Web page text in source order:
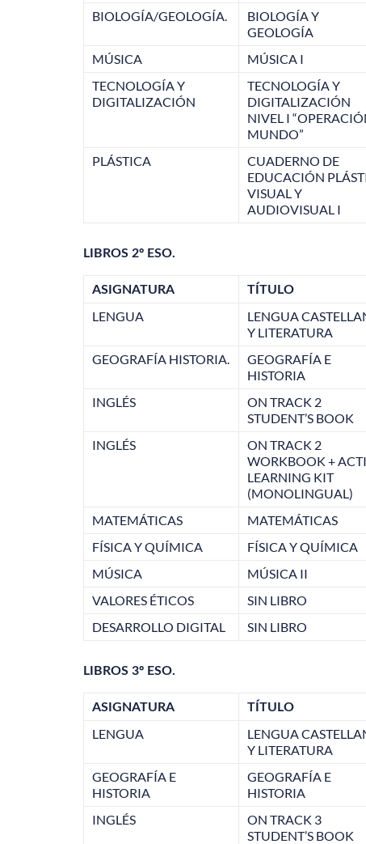
BIOLOGÍA/GEOLOGÍA.
BIOLOGÍA Y
GEOLOGÍA
MÚSICA MÚSICA I
TECNOLOGÍA Y
DIGITALIZACIÓN
TECNOLOGÍA Y
DIGITALIZACIÓN
NIVEL I
MUNDO”
PLÁSTICA
CUADERNO DE
EDUCACIÓN
VISUAL Y
AUDIOVISUAL I
LIBROS 2º ESO.
ASIGNATURA TÍTULO
LENGUA
LENGUA
Y LITERATURA
GEOGRAFÍA HISTORIA.
GEOGRAFÍA E
HISTORIA
INGLÉS
ON TRACK 2
STUDENT’S BOOK
INGLÉS
ON TRACK 2
WORKBOOK +
LEARNING KIT
(MONOLINGUAL)
MATEMÁTICAS MATEMÁTICAS
FÍSICA Y QUÍMICA
FÍSICA Y QUÍMICA
MÚSICA
MÚSICA II
VALORES ÉTICOS
SIN LIBRO
DESARROLLO DIGITAL
SIN LIBRO
LIBROS 3º ESO.
ASIGNATURA TÍTULO
LENGUA
LENGUA
Y LITERATURA
GEOGRAFÍA E
HISTORIA
GEOGRAFÍA E
HISTORIA
INGLÉS
ON TRACK 3
STUDENT’S BOOK